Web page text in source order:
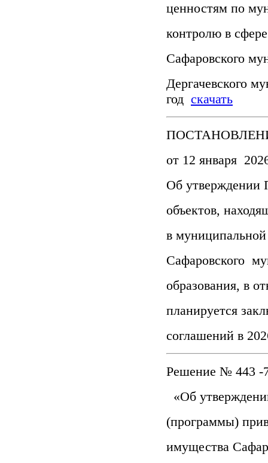
ценностям по
контролю в
Сафаровского
Дергачевского
год скачать
от 12 января
Об утверждении
объектов,
в муниципальной
Сафаровского
образования, в
планируется
соглашений в
Решение № 443 -
«Об
(программы)
имущества